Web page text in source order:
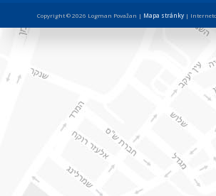
Copyright © 2026 Logman Považan | Mapa stránky|